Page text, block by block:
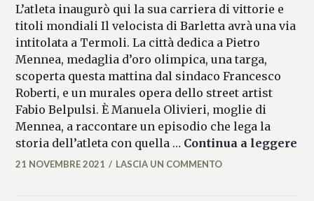
L’atleta inaugurò qui la sua carriera di vittorie e
titoli mondiali Il velocista di Barletta avrà una via
intitolata a Termoli. La città dedica a Pietro
Mennea, medaglia d’oro olimpica, una targa,
scoperta questa mattina dal sindaco Francesco
Roberti, e un murales opera dello street artist
Fabio Belpulsi. È Manuela Olivieri, moglie di
Mennea, a raccontare un episodio che lega la
storia dell’atleta con quella … Continua a leggere
MARIANNA
21 NOVEMBRE 2021 LASCIA UN COMMENTO